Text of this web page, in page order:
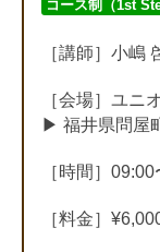
コース制（1st
［講師］小嶋
［会場］ユニ
▶︎ 福井県問屋
［時間］
［料金］